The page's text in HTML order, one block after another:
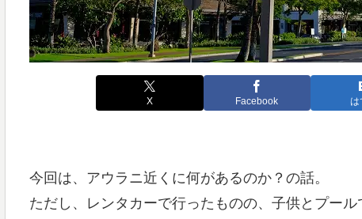
X Facebook は
今回は、アウラニ近くに何があるのか？の話。
ただし、レンタカーで行ったものの、子供とプー